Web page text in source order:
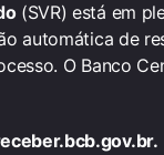
(SVR) está em
automática de
O Banco